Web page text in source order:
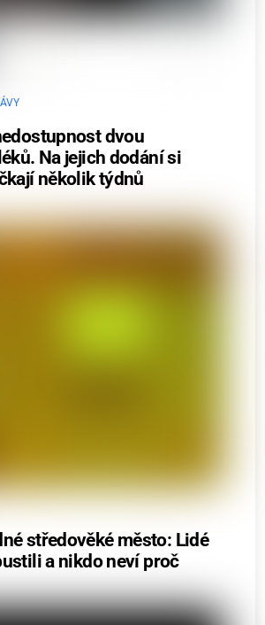
dvou
Na jejich dodání si
několik týdnů
středověké město: Lidé
a nikdo neví proč